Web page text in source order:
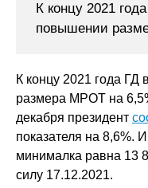
К концу 2021
повышении
К концу 2021 года
размера МРОТ на
декабря президент
показателя на 8,6%.
минималка равна 13
силу 17.12.2021.